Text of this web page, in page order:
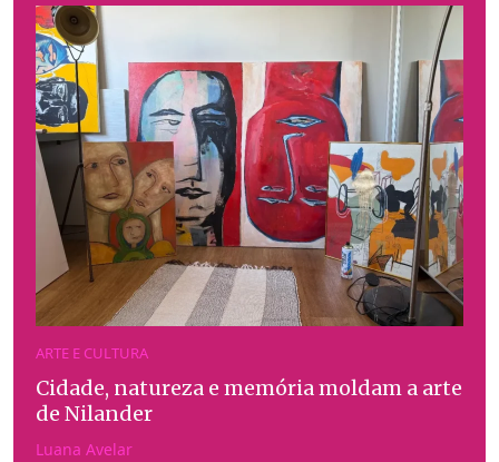
ARTE E CULTURA
Cidade, natureza e memória moldam a arte
de Nilander
Luana Avelar